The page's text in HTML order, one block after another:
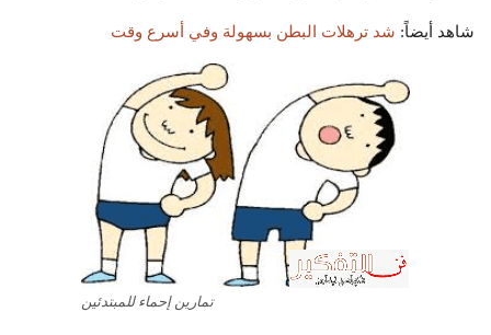
شاهد أيضاً: شد ترهلات البطن بسهولة وفي أسرع وقت
تمارين إحماء للمبتدئين